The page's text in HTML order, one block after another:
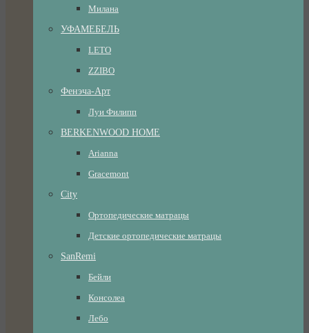
Милана
УФАМЕБЕЛЬ
LETO
ZZIBO
Фенэча-Арт
Луи Филипп
BERKENWOOD HOME
Arianna
Gracemont
City
Ортопедические матрацы
Детские ортопедические матрацы
SanRemi
Бейли
Консолеа
Лебо